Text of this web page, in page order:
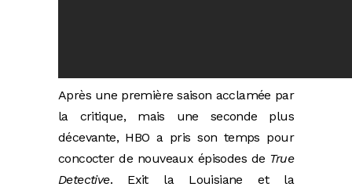
Après une première saison acclamée par
la critique, mais une seconde plus
décevante, HBO a pris son temps pour
concocter de nouveaux épisodes de True
Detective. Exit la Louisiane et la